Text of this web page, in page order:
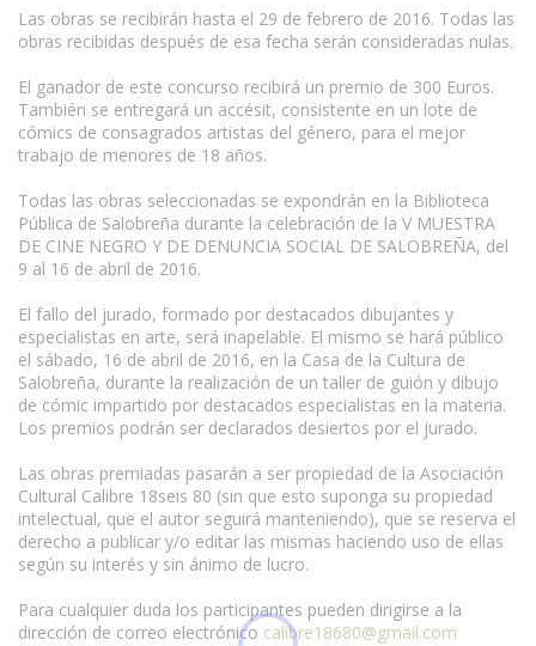
Las obras se recibirán hasta el 29 de febrero de 2016. Todas las
obras recibidas después de esa fecha serán consideradas nulas.
El ganador de este concurso recibirá un premio de 300 Euros.
También se entregará un accésit, consistente en un lote de
cómics de consagrados artistas del género, para el mejor
trabajo de menores de 18 años.
Todas las obras seleccionadas se expondrán en la Biblioteca
Pública de Salobreña durante la celebración de la V MUESTRA
DE CINE NEGRO Y DE DENUNCIA SOCIAL DE SALOBREÑA, del
9 al 16 de abril de 2016.
El fallo del jurado, formado por destacados dibujantes y
especialistas en arte, será inapelable. El mismo se hará público
el sábado, 16 de abril de 2016, en la Casa de la Cultura de
Salobreña, durante la realización de un taller de guión y dibujo
de cómic impartido por destacados especialistas en la materia.
Los premios podrán ser declarados desiertos por el jurado.
Las obras premiadas pasarán a ser propiedad de la Asociación
Cultural Calibre 18seis 80 (sin que esto suponga su propiedad
intelectual, que el autor seguirá manteniendo), que se reserva el
derecho a publicar y/o editar las mismas haciendo uso de ellas
según su interés y sin ánimo de lucro.
Para cualquier duda los participantes pueden dirigirse a la
dirección de correo electrónico calibre18680@gmail.com